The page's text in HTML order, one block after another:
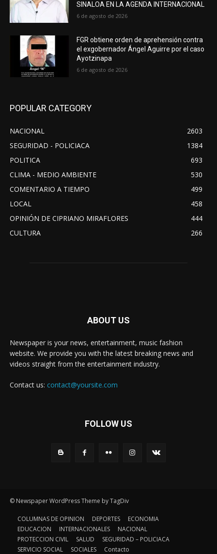
SINALOA EN LA AGENDA INTERNACIONAL
6 de agosto de 2026
FGR obtiene orden de aprehensión contra
el exgobernador Ángel Aguirre por el caso
Ayotzinapa
6 de agosto de 2026
POPULAR CATEGORY
NACIONAL
2603
SEGURIDAD - POLICIACA
1384
POLITICA
693
CLIMA - MEDIO AMBIENTE
530
COMENTARIO A TIEMPO
499
LOCAL
458
OPINIÓN DE CIPRIANO MIRAFLORES
444
CULTURA
266
ABOUT US
Newspaper is your news, entertainment, music fashion
website. We provide you with the latest breaking news and
videos straight from the entertainment industry.
Contact us: contact@yoursite.com
FOLLOW US
© Newspaper WordPress Theme by TagDiv
COLUMNAS DE OPINION DEPORTES
ECONOMIA
EDUCACION
INTERNACIONALES
NACIONAL
PROTECCION CIVIL
SALUD
SEGURIDAD – POLICIACA
SERVICIO SOCIAL
SOCIALES Contacto